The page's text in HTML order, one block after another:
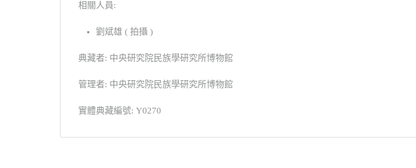
相關人員:
劉斌雄 ( 拍攝 )
典藏者: 中央研究院民族學研究所博物館
管理者: 中央研究院民族學研究所博物館
實體典藏編號: Y0270